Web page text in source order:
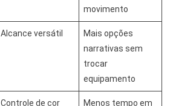
movimento
Alcance versátil
Mais opções
narrativas sem
trocar
equipamento
Controle de cor
Menos tempo em